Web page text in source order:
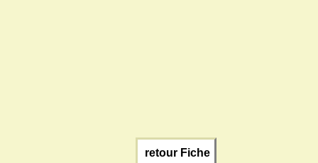
retour Fiche